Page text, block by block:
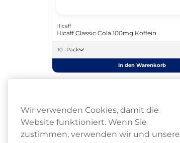
Hicaff
Hicaff Classic Cola 100mg Koffein
10 -Pack
In den Warenkorb
Wir verwenden Cookies, damit die
Website funktioniert. Wenn Sie
zustimmen, verwenden wir und unsere